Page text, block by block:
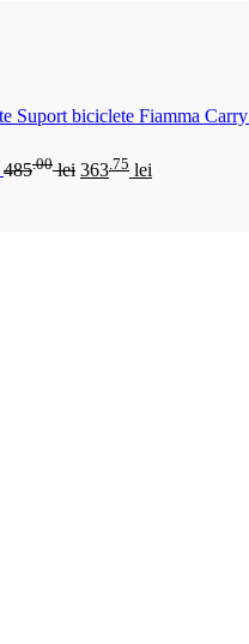
Suport biciclete Fiamma
485.00 lei 363 .75 lei